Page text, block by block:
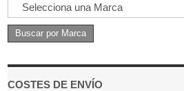
COSTES DE ENVÍO